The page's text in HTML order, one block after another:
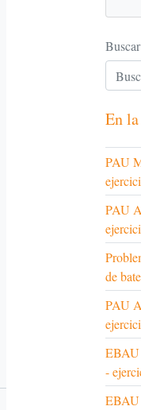
Buscar
En
PAU
PAU
de
PAU
EBAU
-
EBAU